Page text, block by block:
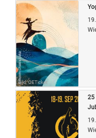
Bild: OETicket
25